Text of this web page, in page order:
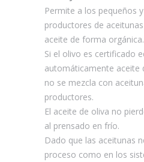
Permite a los pequeños
productores de
aceite de forma orgánica.
Si el olivo es certificado
automáticamente aceite
no se mezcla con
productores.
El aceite de oliva no
al prensado en frío.
Dado que las aceitunas
proceso como en los